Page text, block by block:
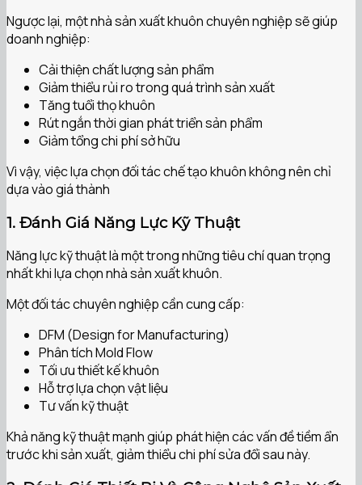
Ngược lại, một nhà sản xuất khuôn chuyên nghiệp sẽ giúp
doanh nghiệp:
Cải thiện chất lượng sản phẩm
Giảm thiểu rủi ro trong quá trình sản xuất
Tăng tuổi thọ khuôn
Rút ngắn thời gian phát triển sản phẩm
Giảm tổng chi phí sở hữu
Vì vậy, việc lựa chọn đối tác chế tạo khuôn không nên chỉ
dựa vào giá thành
1. Đánh Giá Năng Lực Kỹ Thuật
Năng lực kỹ thuật là một trong những tiêu chí quan trọng
nhất khi lựa chọn nhà sản xuất khuôn.
Một đối tác chuyên nghiệp cần cung cấp:
DFM (Design for Manufacturing)
Phân tích Mold Flow
Tối ưu thiết kế khuôn
Hỗ trợ lựa chọn vật liệu
Tư vấn kỹ thuật
Khả năng kỹ thuật mạnh giúp phát hiện các vấn đề tiềm ẩn
trước khi sản xuất, giảm thiểu chi phí sửa đổi sau này.